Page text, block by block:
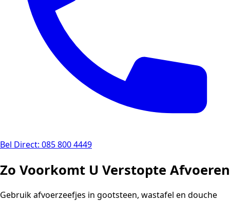
Bel Direct: 085 800 4449
Zo Voorkomt U Verstopte Afvoeren
Gebruik afvoerzeefjes in gootsteen, wastafel en douche